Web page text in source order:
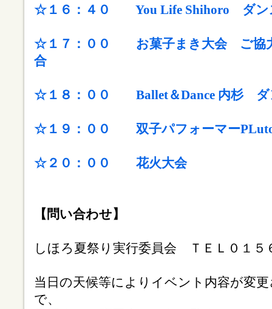
☆１６：４０ You Life Shihoro ダン
☆１７：００ お菓子まき大会
ご協
合
☆１８：００ Ballet＆Dance 内杉
☆１９：００ 双子パフォーマー
☆２０：００ 花火大会
【問い合わせ】
しほろ夏祭り実行委員会 ＴＥＬ０１５
当日の天候等によりイベント内容が変
で、